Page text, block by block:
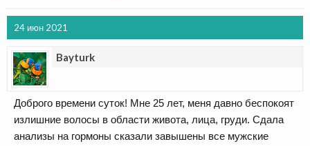
24 июн 2021
Bayturk
Доброго времени суток! Мне 25 лет, меня давно беспокоят
излишние волосы в области живота, лица, груди. Сдала
анализы на гормоны сказали завышены все мужские